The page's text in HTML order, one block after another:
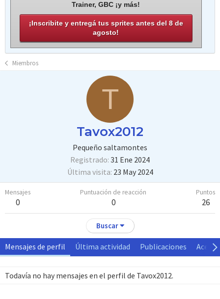
Trainer, GBC ¡y más!
¡Inscribite y entregá tus sprites antes del 8 de
agosto!
Miembros
T
Tavox2012
Pequeño saltamontes
Registrado 31 Ene 2024
Última visita 23 May 2024
Mensajes
0
Puntuación de reacción
0
Puntos
26
Buscar
Mensajes de perfil Última actividad Publicaciones Acerca
Todavía no hay mensajes en el perfil de Tavox2012.